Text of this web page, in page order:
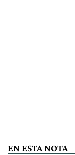
EN ESTA NOTA